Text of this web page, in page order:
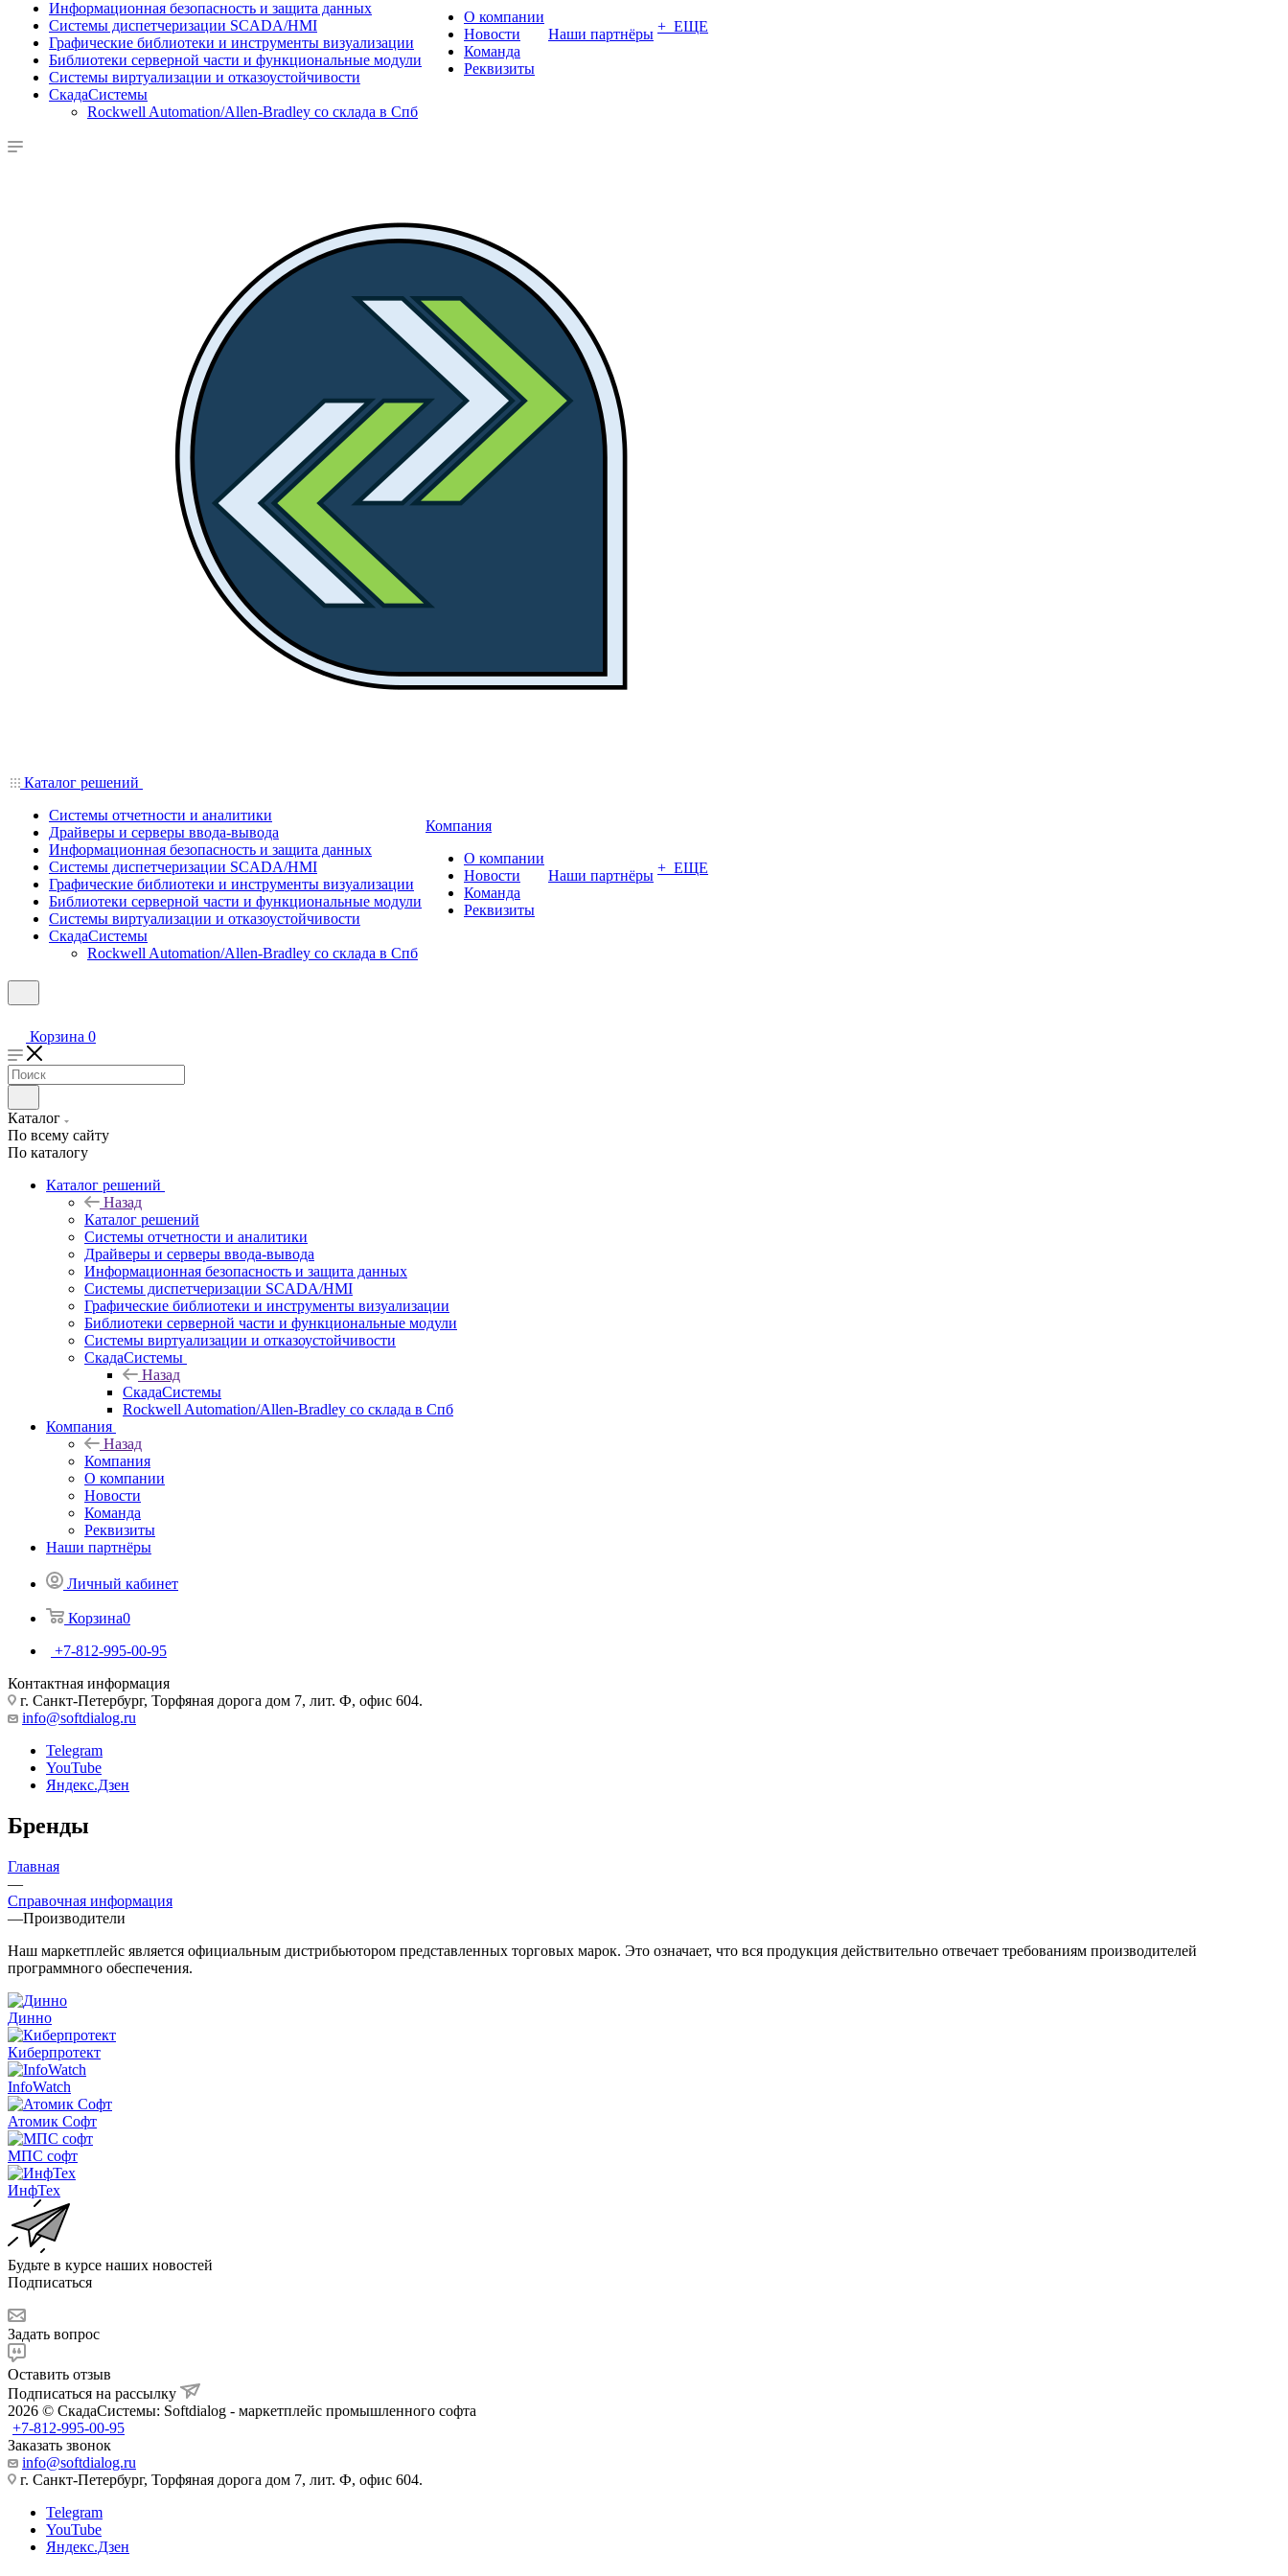
Информационная безопасность и защита данных
Системы диспетчеризации SCADA/HMI
Графические библиотеки и инструменты визуализации
Библиотеки серверной части и функциональные модули
Системы виртуализации и отказоустойчивости
СкадаСистемы
Rockwell Automation/Allen-Bradley со склада в Спб
О компании
Новости
Команда
Реквизиты
Наши партнёры + ЕЩЕ
Каталог решений
Системы отчетности и аналитики
Драйверы и серверы ввода-вывода
Информационная безопасность и защита данных
Системы диспетчеризации SCADA/HMI
Графические библиотеки и инструменты визуализации
Библиотеки серверной части и функциональные модули
Системы виртуализации и отказоустойчивости
СкадаСистемы
Rockwell Automation/Allen-Bradley со склада в Спб
Компания
О компании
Новости
Команда
Реквизиты
Наши партнёры + ЕЩЕ
Корзина 0
Каталог
По всему сайту
По каталогу
Каталог решений
Назад
Каталог решений
Системы отчетности и аналитики
Драйверы и серверы ввода-вывода
Информационная безопасность и защита данных
Системы диспетчеризации SCADA/HMI
Графические библиотеки и инструменты визуализации
Библиотеки серверной части и функциональные модули
Системы виртуализации и отказоустойчивости
СкадаСистемы
Назад
СкадаСистемы
Rockwell Automation/Allen-Bradley со склада в Спб
Компания
Назад
Компания
О компании
Новости
Команда
Реквизиты
Наши партнёры
Личный кабинет
Корзина0
+7-812-995-00-95
Контактная информация
г. Санкт-Петербург, Торфяная дорога дом 7, лит. Ф, офис 604.
info@softdialog.ru
Telegram
YouTube
Яндекс.Дзен
Бренды
Главная
—
Справочная информация
—Производители
Наш маркетплейс является официальным дистрибьютором представленных торговых марок. Это означает, что вся продукция действительно отвечает требованиям производителей
программного обеспечения.
Динно
Киберпротект
InfoWatch
Атомик Софт
МПС софт
ИнфТех
Будьте в курсе наших новостей
Подписаться
Задать вопрос
Оставить отзыв
Подписаться на рассылку
2026 © СкадаСистемы: Softdialog - маркетплейс промышленного софта
+7-812-995-00-95
Заказать звонок
info@softdialog.ru
г. Санкт-Петербург, Торфяная дорога дом 7, лит. Ф, офис 604.
Telegram
YouTube
Яндекс.Дзен